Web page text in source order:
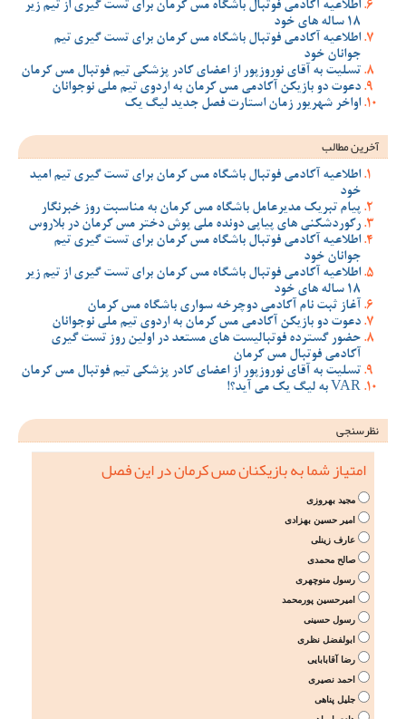
اطلاعیه آکادمی فوتبال باشگاه مس کرمان برای تست گیری از تیم زیر
18 ساله های خود
اطلاعیه آکادمی فوتبال باشگاه مس کرمان برای تست گیری تیم
جوانان خود
تسلیت به آقای نوروزپور از اعضای کادر پزشکی تیم فوتبال مس کرمان
دعوت دو بازیکن آکادمی مس کرمان به اردوی تیم ملی نوجوانان
اواخر شهریور زمان استارت فصل جدید لیگ یک
آخرین مطالب
اطلاعیه آکادمی فوتبال باشگاه مس کرمان برای تست گیری تیم امید
خود
پیام تبریک مدیرعامل باشگاه مس کرمان به مناسبت روز خبرنگار
رکوردشکنی های پیاپی دونده ملی پوش دختر مس کرمان در بلاروس
اطلاعیه آکادمی فوتبال باشگاه مس کرمان برای تست گیری تیم
جوانان خود
اطلاعیه آکادمی فوتبال باشگاه مس کرمان برای تست گیری از تیم زیر
18 ساله های خود
آغاز ثبت نام آکادمی دوچرخه سواری باشگاه مس کرمان
دعوت دو بازیکن آکادمی مس کرمان به اردوی تیم ملی نوجوانان
حضور گسترده فوتبالیست های مستعد در اولین روز تست گیری
آکادمی فوتبال مس کرمان
تسلیت به آقای نوروزپور از اعضای کادر پزشکی تیم فوتبال مس کرمان
VAR به لیگ یک می آید؟!
نظرسنجی
امتیاز شما به بازیکنان مس کرمان در این فصل
مجید بهروزی
امیر حسین بهزادی
عارف زینلی
صالح محمدی
رسول منوچهری
امیرحسین پورمحمد
رسول حسینی
ابولفضل نظری
رضا آقابابایی
احمد نصیری
جلیل پناهی